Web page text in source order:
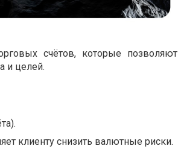
счётов, которые позволяют
и целей.
клиенту снизить валютные риски.